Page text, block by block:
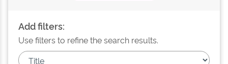
Add filters:
Use filters to refine the search results.